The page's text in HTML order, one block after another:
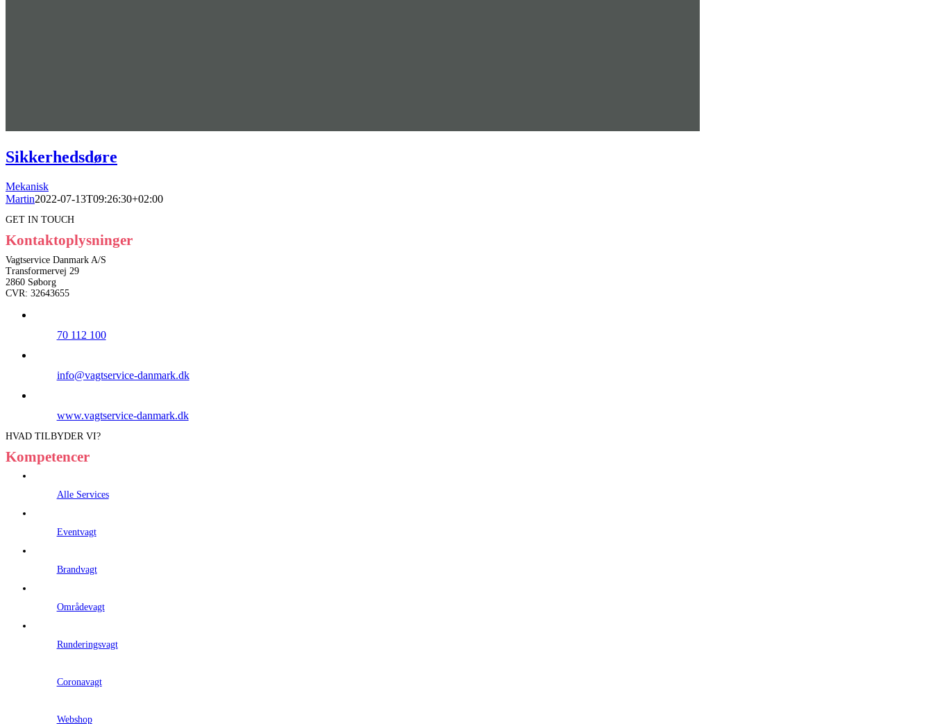
Sikkerhedsdøre
Mekanisk
Martin2022-07-13T09:26:30+02:00
GET IN TOUCH
Kontaktoplysninger
Vagtservice Danmark A/S
Transformervej 29
2860 Søborg
CVR: 32643655
70 112 100
info@vagtservice-danmark.dk
www.vagtservice-danmark.dk
HVAD TILBYDER VI?
Kompetencer
Alle Services
Eventvagt
Brandvagt
Områdevagt
Runderingsvagt
Coronavagt
Webshop